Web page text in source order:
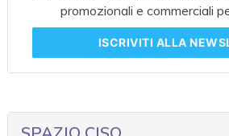
promozionali e commerciali
ISCRIVITI ALLA